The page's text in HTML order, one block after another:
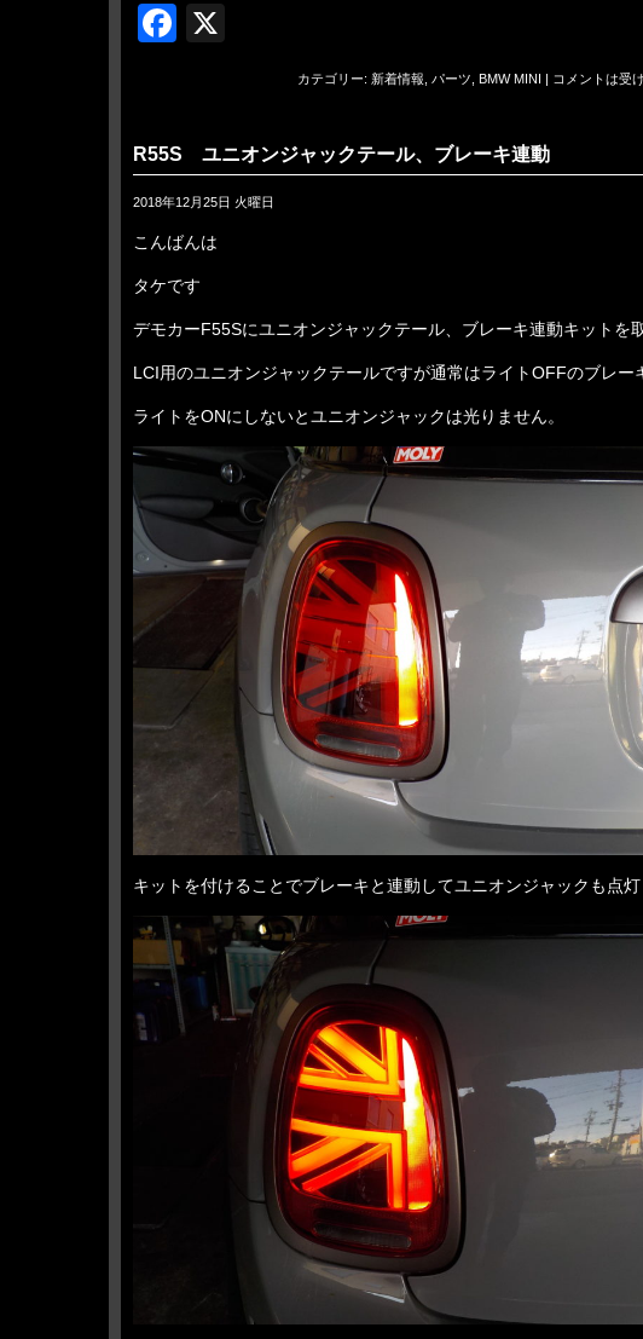
Facebook
カテゴリー: 新着情報 パーツ BMW MINI | コメントは受
R55S ユニオンジャックテール、ブレーキ連動
2018年12月25日 火曜日
こんばんは
タケです
デモカーF55Sにユニオンジャックテール、ブレーキ連動キットを
LCI用のユニオンジャックテールですが通常はライトOFFのブレー
ライトをONにしないとユニオンジャックは光りません。
キットを付けることでブレーキと連動してユニオンジャックも点